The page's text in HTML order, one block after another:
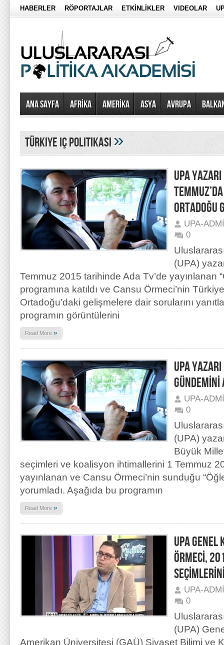
HABERLER RÖPORTAJLAR ETKİNLİKLER VIDEOLAR
Ana Sayfa AFRİKA AMERİKA ASYA AVRUPA
türkiye iç politikası»
UPA
ORTADOĞU
UPA-
0
(UPA)
Temmuz 2015 tarihinde Ada Tv’de yayınlanan
programına katıldı ve Cansu Örmeci’nin
Ortadoğu’daki gelişmelere dair sorularını
programın görüntülerini
Read More »
UPA
GÜNDEMİNİ
UPA-
0
(UPA)
Büyük
seçimleri ve koalisyon ihtimallerini 1 Temmuz
yayınlanan ve Cansu Örmeci’nin sunduğu
yorumladı. Aşağıda bu programın
Read More »
UPA GENEL
ÖRMECİ,
UPA-
0
(UPA)
Amerikan Üniversitesi (GAÜ) Siyaset Bilimi ve